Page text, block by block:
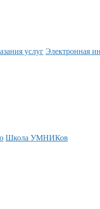
услуг Электронная
Школа УМНИКов